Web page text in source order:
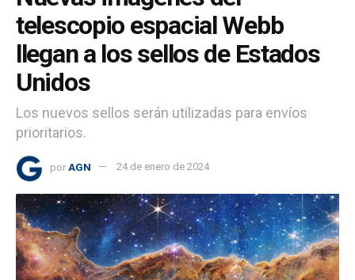
telescopio espacial Webb
llegan a los sellos de Estados
Unidos
Los nuevos sellos serán utilizadas para envíos
prioritarios.
por AGN 24 de enero de 2024